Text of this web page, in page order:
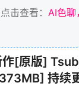
击查看： AI色聊
作[原版]
持续